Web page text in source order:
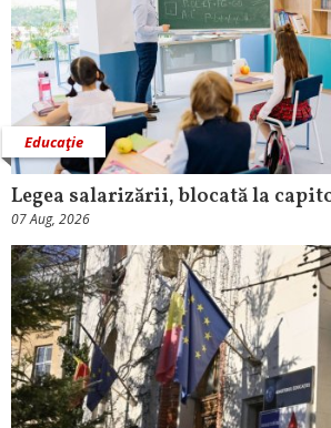
Educaţie
Legea salarizării, blocată la
07 Aug, 2026